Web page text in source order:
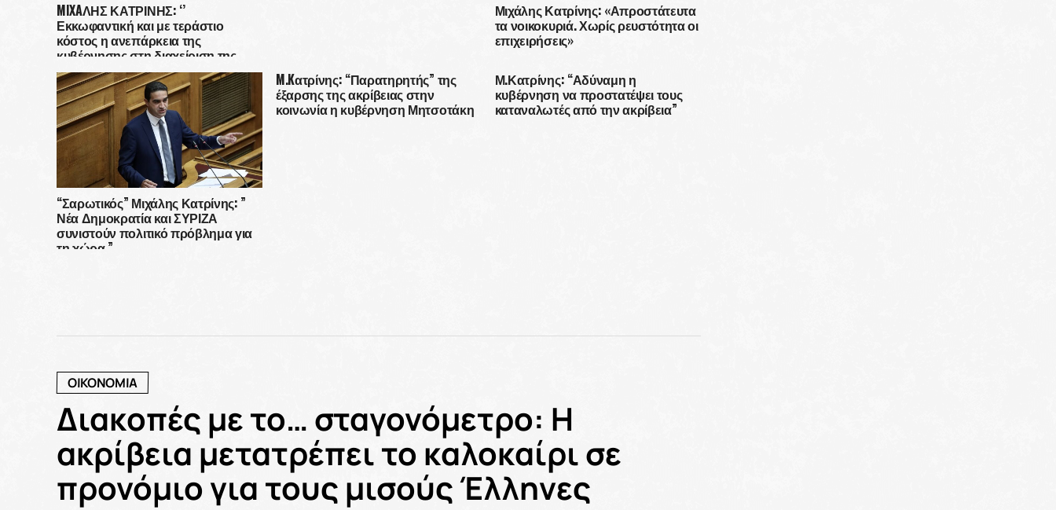
MIXAΛΗΣ ΚΑΤΡΙΝΗΣ: ‘’
Εκκωφαντική και με τεράστιο
κόστος η ανεπάρκεια της
κυβέρνησης στη διαχείριση της
πανδημίας.’’
Μιχάλης Κατρίνης: «Απροστάτευτα
τα νοικοκυριά. Χωρίς ρευστότητα οι
επιχειρήσεις»
“Σαρωτικός” Μιχάλης Κατρίνης: ”
Νέα Δημοκρατία και ΣΥΡΙΖΑ
συνιστούν πολιτικό πρόβλημα για
τη χώρα.”
M.Kατρίνης: “Παρατηρητής” της
έξαρσης της ακρίβειας στην
κοινωνία η κυβέρνηση Μητσοτάκη
Μ.Κατρίνης: “Αδύναμη η
κυβέρνηση να προστατέψει τους
καταναλωτές από την ακρίβεια”
ΟΙΚΟΝΟΜΙΑ
Διακοπές με το… σταγονόμετρο: Η
ακρίβεια μετατρέπει το καλοκαίρι σε
προνόμιο για τους μισούς Έλληνες